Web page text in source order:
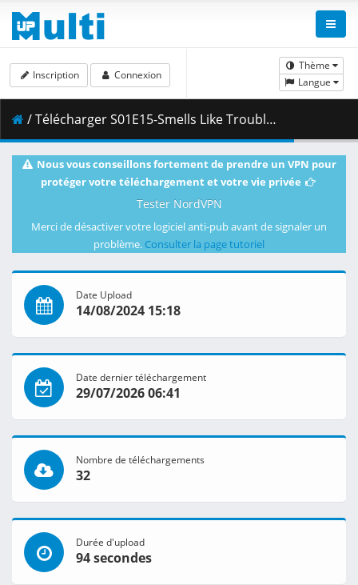
Thème
Langue
Inscription Connexion
/ Télécharger S01E15-Smells Like Trouble [1DD51A46].mkv.001 ( 289.89 MB )
Nous vous conseillons fortement de prendre un VPN pour
protéger votre téléchargement et votre vie privée
Tester NordVPN
Merci de désactiver votre logiciel anti-pub avant de signaler un
problème. Consulter la page tutoriel
Date Upload
14/08/2024 15:18
Date dernier téléchargement
29/07/2026 06:41
Nombre de téléchargements
32
Durée d'upload
94 secondes